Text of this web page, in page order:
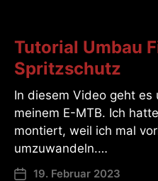
Tutorial Umbau
Spritzschutz
In diesem Video geht es
meinem E-MTB. Ich
montiert, weil ich mal
umzuwandeln.…
19. Februar 2023